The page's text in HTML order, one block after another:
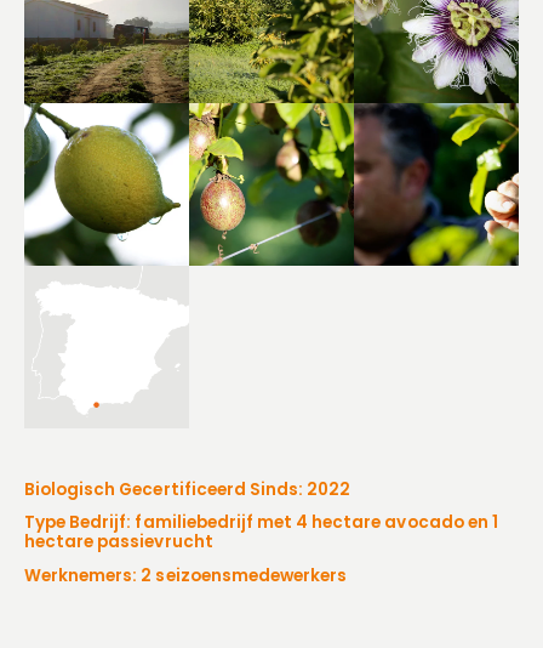
Biologisch Gecertificeerd Sinds: 2022
Type Bedrijf: familiebedrijf met 4 hectare avocado en 1
hectare passievrucht
Werknemers: 2 seizoensmedewerkers